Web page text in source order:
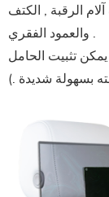
الرقبة , الكتف
والعمود الفقري .
تثبيت الحامل
بسهولة شديدة .)